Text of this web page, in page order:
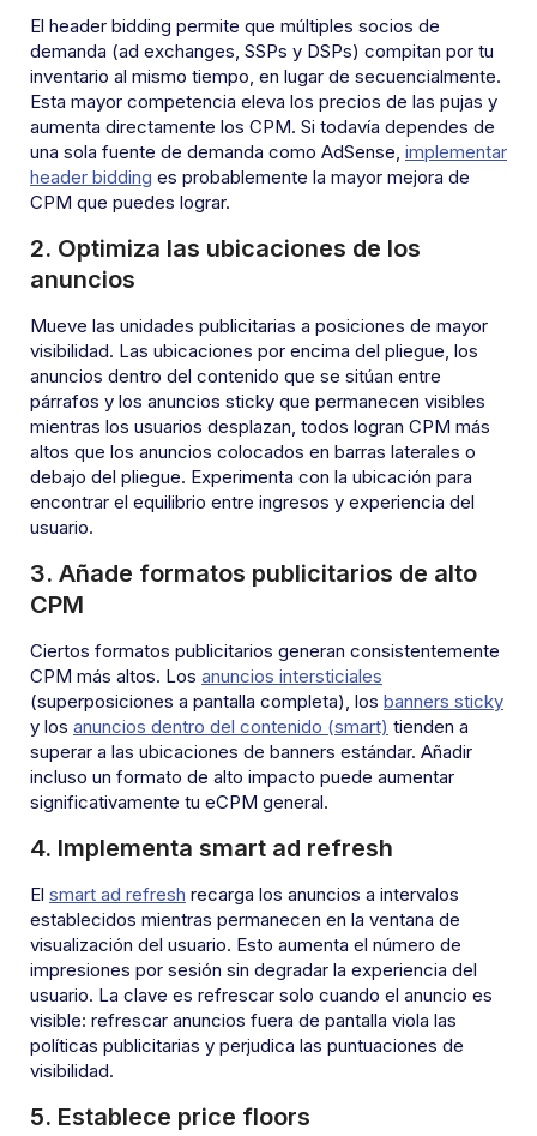
El header bidding permite que múltiples socios de
demanda (ad exchanges, SSPs y DSPs) compitan por tu
inventario al mismo tiempo, en lugar de secuencialmente.
Esta mayor competencia eleva los precios de las pujas y
aumenta directamente los CPM. Si todavía dependes de
una sola fuente de demanda como AdSense, implementar
header bidding es probablemente la mayor mejora de
CPM que puedes lograr.
2. Optimiza las ubicaciones de los
anuncios
Mueve las unidades publicitarias a posiciones de mayor
visibilidad. Las ubicaciones por encima del pliegue, los
anuncios dentro del contenido que se sitúan entre
párrafos y los anuncios sticky que permanecen visibles
mientras los usuarios desplazan, todos logran CPM más
altos que los anuncios colocados en barras laterales o
debajo del pliegue. Experimenta con la ubicación para
encontrar el equilibrio entre ingresos y experiencia del
usuario.
3. Añade formatos publicitarios de alto
CPM
Ciertos formatos publicitarios generan consistentemente
CPM más altos. Los anuncios intersticiales
(superposiciones a pantalla completa), los banners sticky
y los anuncios dentro del contenido (smart) tienden a
superar a las ubicaciones de banners estándar. Añadir
incluso un formato de alto impacto puede aumentar
significativamente tu eCPM general.
4. Implementa smart ad refresh
El smart ad refresh recarga los anuncios a intervalos
establecidos mientras permanecen en la ventana de
visualización del usuario. Esto aumenta el número de
impresiones por sesión sin degradar la experiencia del
usuario. La clave es refrescar solo cuando el anuncio es
visible: refrescar anuncios fuera de pantalla viola las
políticas publicitarias y perjudica las puntuaciones de
visibilidad.
5. Establece price floors